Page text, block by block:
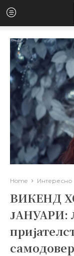
Home Интересно
ВИКЕНД
ЈАНУАРИ: